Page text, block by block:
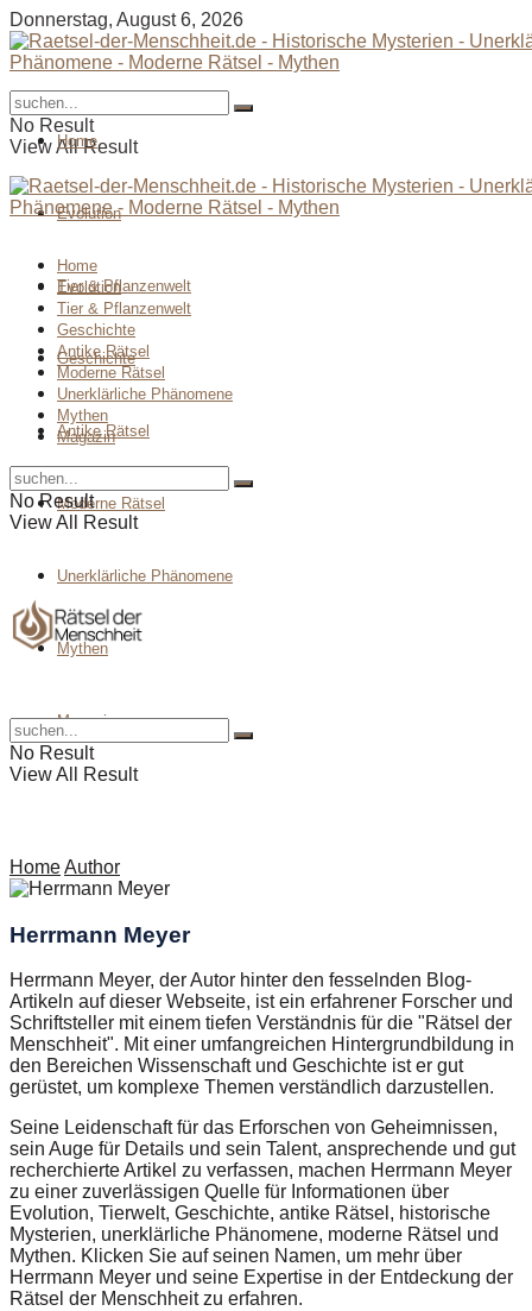
Donnerstag, August 6, 2026
No Result
View All Result
Home
Evolution
Tier & Pflanzenwelt
Geschichte
Antike Rätsel
Moderne Rätsel
Unerklärliche Phänomene
Mythen
Magazin
Home
Evolution
Tier & Pflanzenwelt
Geschichte
Antike Rätsel
Moderne Rätsel
Unerklärliche Phänomene
Mythen
Magazin
No Result
View All Result
No Result
View All Result
HomeAuthor
Herrmann Meyer
Herrmann Meyer, der Autor hinter den fesselnden Blog-
Artikeln auf dieser Webseite, ist ein erfahrener Forscher und
Schriftsteller mit einem tiefen Verständnis für die "Rätsel der
Menschheit". Mit einer umfangreichen Hintergrundbildung in
den Bereichen Wissenschaft und Geschichte ist er gut
gerüstet, um komplexe Themen verständlich darzustellen.
Seine Leidenschaft für das Erforschen von Geheimnissen,
sein Auge für Details und sein Talent, ansprechende und gut
recherchierte Artikel zu verfassen, machen Herrmann Meyer
zu einer zuverlässigen Quelle für Informationen über
Evolution, Tierwelt, Geschichte, antike Rätsel, historische
Mysterien, unerklärliche Phänomene, moderne Rätsel und
Mythen. Klicken Sie auf seinen Namen, um mehr über
Herrmann Meyer und seine Expertise in der Entdeckung der
Rätsel der Menschheit zu erfahren.